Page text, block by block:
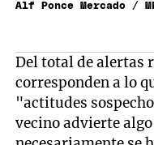
Alf Ponce Mercado /
Del total de alertas
corresponden a lo
"actitudes
vecino advierte